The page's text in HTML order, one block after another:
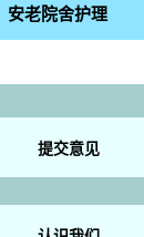
安老院舍护理
提交意见